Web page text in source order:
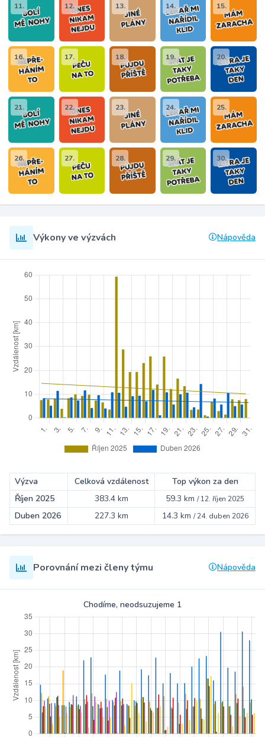
11. 12. 13. 14. 15.
16. 17. 18. 19. 20.
21. 22. 23. 24. 25.
26. 27. 28. 29. 30.
Výkony ve výzvách Nápověda
Výzva Celková vzdálenost
Top výkon za den
Říjen 2025
383.4 km 59.3 km /12. říjen 2025
Duben 2026 227.3 km 14.3 km /24. duben 2026
Porovnání mezi členy týmu Nápověda
Chodíme, neodsuzujeme 1